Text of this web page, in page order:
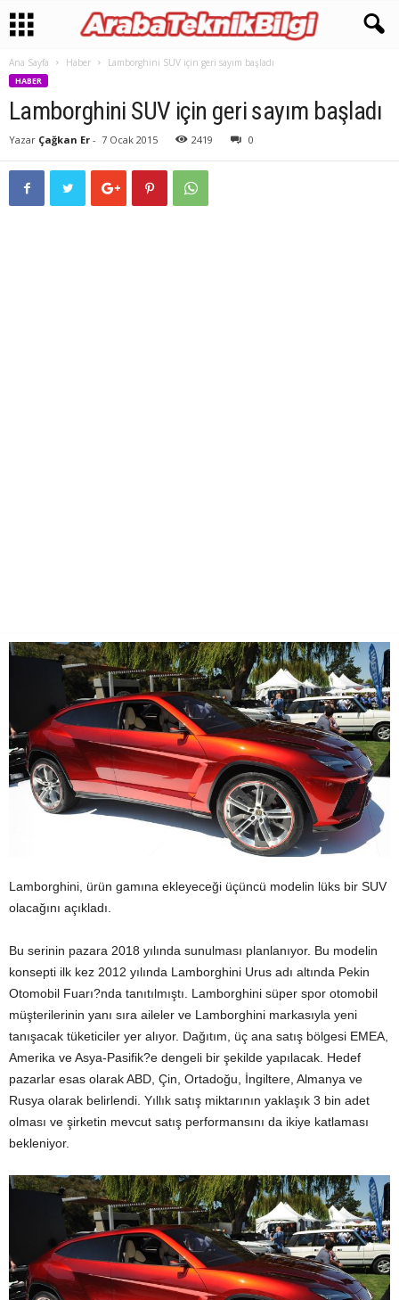
Ana Sayfa Haber Lamborghini SUV için geri sayım başladı
HABER
Lamborghini SUV için geri sayım başladı
Yazar Çağkan Er - 7 Ocak 2015 2419 0
Lamborghini, ürün gamına ekleyeceği üçüncü modelin lüks bir SUV
olacağını açıkladı.
Bu serinin pazara 2018 yılında sunulması planlanıyor. Bu modelin
konsepti ilk kez 2012 yılında Lamborghini Urus adı altında Pekin
Otomobil Fuarı?nda tanıtılmıştı. Lamborghini süper spor otomobil
müşterilerinin yanı sıra aileler ve Lamborghini markasıyla yeni
tanışacak tüketiciler yer alıyor. Dağıtım, üç ana satış bölgesi EMEA,
Amerika ve Asya-Pasifik?e dengeli bir şekilde yapılacak. Hedef
pazarlar esas olarak ABD, Çin, Ortadoğu, İngiltere, Almanya ve
Rusya olarak belirlendi. Yıllık satış miktarının yaklaşık 3 bin adet
olması ve şirketin mevcut satış performansını da ikiye katlaması
bekleniyor.